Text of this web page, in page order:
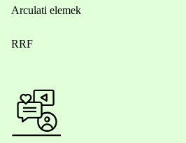
Arculati elemek
RRF